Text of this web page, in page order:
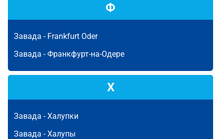
Ф
Завада - Frankfurt Oder
Завада -Франкфурт-на-Одере
Х
Завада -Халупки
Завада -Халупы